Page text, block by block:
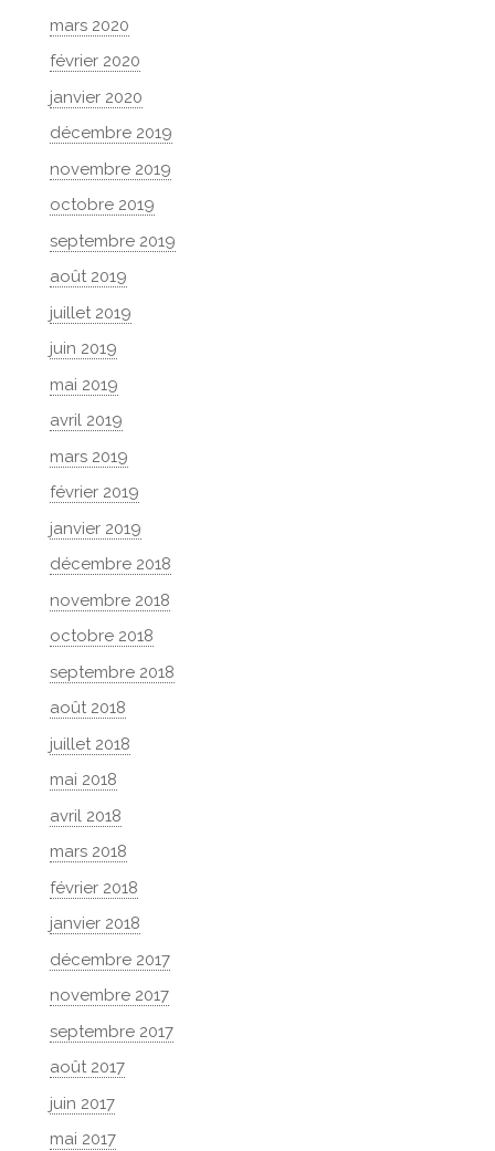
mars 2020
février 2020
janvier 2020
décembre 2019
novembre 2019
octobre 2019
septembre 2019
août 2019
juillet 2019
juin 2019
mai 2019
avril 2019
mars 2019
février 2019
janvier 2019
décembre 2018
novembre 2018
octobre 2018
septembre 2018
août 2018
juillet 2018
mai 2018
avril 2018
mars 2018
février 2018
janvier 2018
décembre 2017
novembre 2017
septembre 2017
août 2017
juin 2017
mai 2017